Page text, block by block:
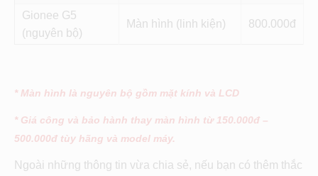
Gionee G5
(nguyên bộ)
Màn hình (linh kiện) 800
* Màn hình là nguyên bộ gồm mặt kính và LCD
* Giá công và bảo hành thay màn hình từ 150.000đ –
500.000đ tùy hãng và model máy.
Ngoài những thông tin vừa chia sẻ, nếu bạn có thêm thắc